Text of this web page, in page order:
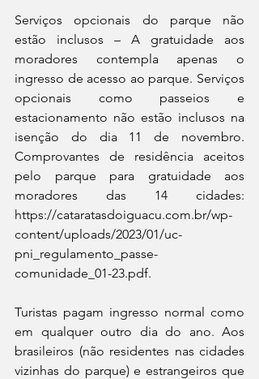
Serviços opcionais do parque não
estão inclusos – A gratuidade aos
moradores contempla apenas o
ingresso de acesso ao parque. Serviços
opcionais como passeios e
estacionamento não estão inclusos na
isenção do dia 11 de novembro.
Comprovantes de residência aceitos
pelo parque para gratuidade aos
moradores das 14 cidades:
https://cataratasdoiguacu.com.br/wp-
content/uploads/2023/01/uc-
pni_regulamento_passe-
comunidade_01-23.pdf.
Turistas pagam ingresso normal como
em qualquer outro dia do ano. Aos
brasileiros (não residentes nas cidades
vizinhas do parque) e estrangeiros que